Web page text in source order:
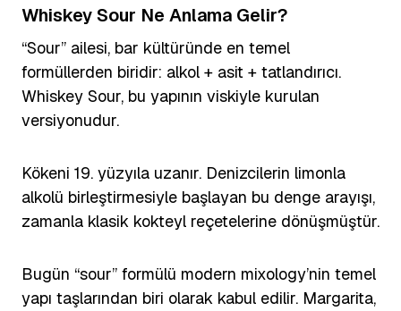
Whiskey Sour Ne Anlama Gelir?
“Sour” ailesi, bar kültüründe en temel
formüllerden biridir: alkol + asit + tatlandırıcı.
Whiskey Sour, bu yapının viskiyle kurulan
versiyonudur.
Kökeni 19. yüzyıla uzanır. Denizcilerin limonla
alkolü birleştirmesiyle başlayan bu denge arayışı,
zamanla klasik kokteyl reçetelerine dönüşmüştür.
Bugün “sour” formülü modern mixology’nin temel
yapı taşlarından biri olarak kabul edilir. Margarita,